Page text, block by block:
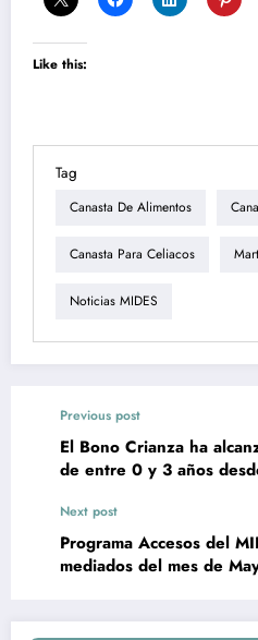
Like this:
Tag
Canasta De Alimentos
Canasta Para Celiacos
Noticias MIDES
Previous post
El Bono Crianza ha
de entre 0 y 3 años
Next post
Programa Accesos del
mediados del mes de